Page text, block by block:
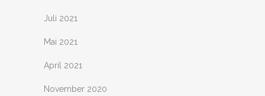
Juli 2021
Mai 2021
April 2021
November 2020